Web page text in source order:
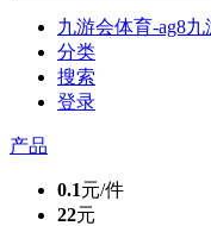
九游会体育-ag8
分类
搜索
登录
产品
0.1元/件
22元